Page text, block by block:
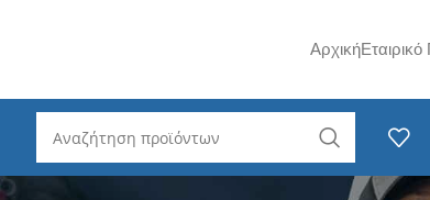
Αρχική